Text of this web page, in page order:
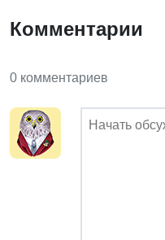
Комментарии
0 комментариев